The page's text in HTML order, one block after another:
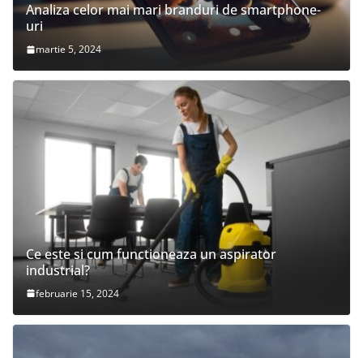
Analiza celor mai mari branduri de smartphone-
uri
martie 5, 2024
Ce este si cum functioneaza un aspirator
industrial?
februarie 15, 2024